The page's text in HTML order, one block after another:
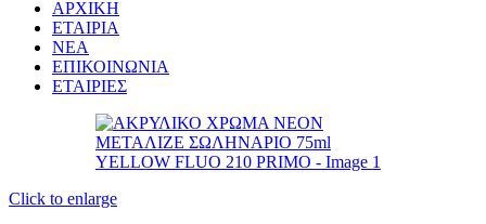
ΑΡΧΙΚΗ
ΕΤΑΙΡΙΑ
ΝΕΑ
ΕΠΙΚΟΙΝΩΝΙΑ
ΕΤΑΙΡΙΕΣ
Click to enlarge